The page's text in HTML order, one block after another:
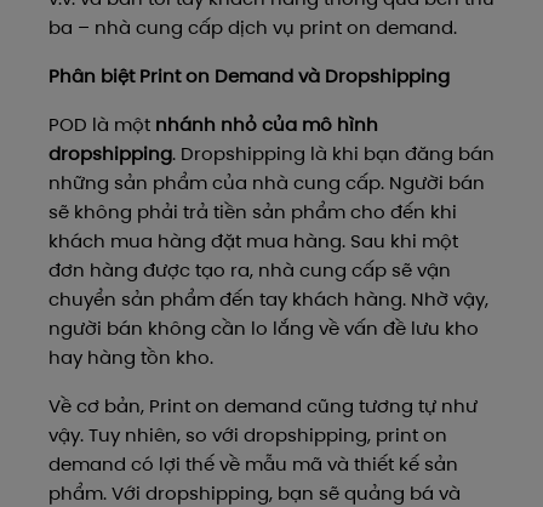
ba – nhà cung cấp dịch vụ print on demand.
Phân biệt Print on Demand và Dropshipping
POD là một nhánh nhỏ của mô hình
dropshipping. Dropshipping là khi bạn đăng bán
những sản phẩm của nhà cung cấp. Người bán
sẽ không phải trả tiền sản phẩm cho đến khi
khách mua hàng đặt mua hàng. Sau khi một
đơn hàng được tạo ra, nhà cung cấp sẽ vận
chuyển sản phẩm đến tay khách hàng. Nhờ vậy,
người bán không cần lo lắng về vấn đề lưu kho
hay hàng tồn kho.
Về cơ bản, Print on demand cũng tương tự như
vậy. Tuy nhiên, so với dropshipping, print on
demand có lợi thế về mẫu mã và thiết kế sản
phẩm. Với dropshipping, bạn sẽ quảng bá và